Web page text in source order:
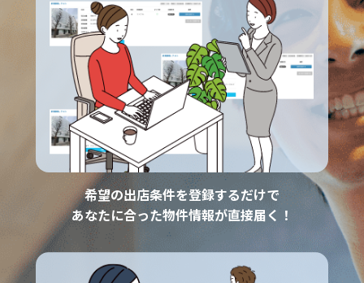
希望の出店条件を登録するだけで
あなたに合った物件情報が直接届く！